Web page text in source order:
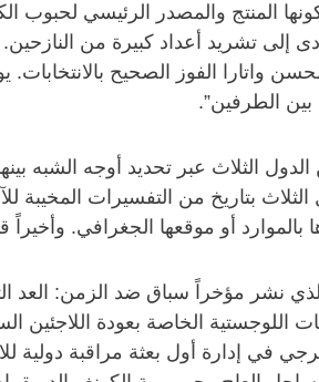
المنتج والمصدر الرئيسي لحبوب
إلى تشريد أعداد كبيرة من
واتارا الفوز الصحيح
بين الطرفين”.
الدول الثلاث عبر تحديد أوجه الشبه
الثلاث بتاريخ من التفسيرات المخيبة
بالموارد أو موقعها الجغرافي.
نشر مؤخراً سباق ضد الزمن: العد
الخدمات اللوجستية الخاصة بعودة
2010، ساعد فيرجي في إدارة أول بعثة